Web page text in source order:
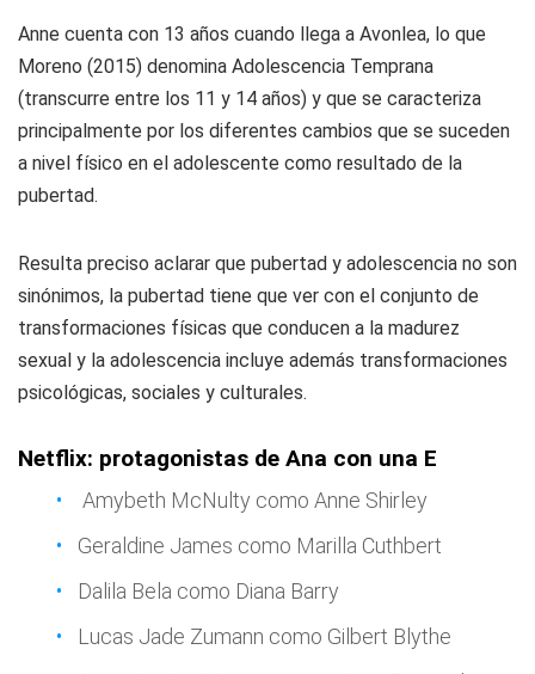
Anne cuenta con 13 años cuando llega a Avonlea, lo que
Moreno (2015) denomina Adolescencia Temprana
(transcurre entre los 11 y 14 años) y que se caracteriza
principalmente por los diferentes cambios que se suceden
a nivel físico en el adolescente como resultado de la
pubertad.
Resulta preciso aclarar que pubertad y adolescencia no son
sinónimos, la pubertad tiene que ver con el conjunto de
transformaciones físicas que conducen a la madurez
sexual y la adolescencia incluye además transformaciones
psicológicas, sociales y culturales.
Netflix: protagonistas de Ana con una E
Amybeth McNulty como Anne Shirley
Geraldine James como Marilla Cuthbert
Dalila Bela como Diana Barry
Lucas Jade Zumann como Gilbert Blythe